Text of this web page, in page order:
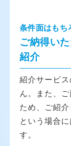
条件面はもち
ご納得い
紹介
紹介サービ
ん。また、
ため、ご紹
という場合
す。